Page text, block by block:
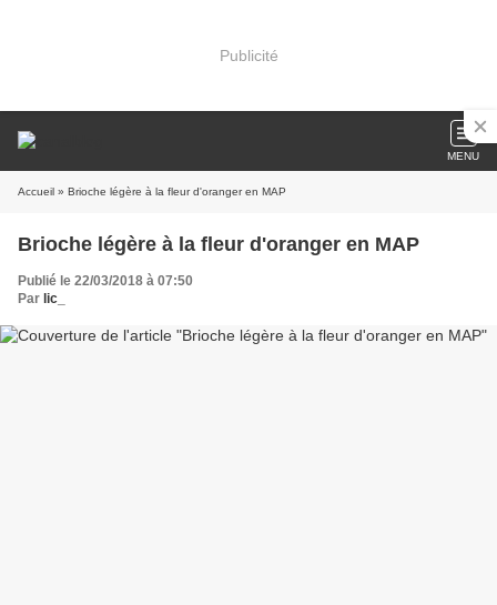
Publicité
MENU
Accueil » Brioche légère à la fleur d'oranger en MAP
Brioche légère à la fleur d'oranger en MAP
Publié le 22/03/2018 à 07:50
Par lic_